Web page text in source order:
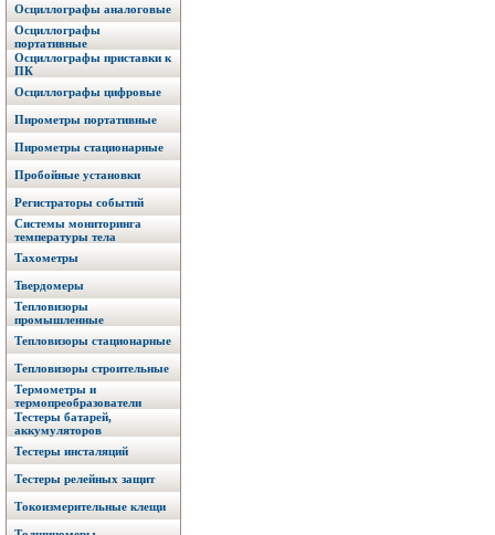
Осциллографы аналоговые
Осциллографы
портативные
Осциллографы приставки к
ПК
Осциллографы цифровые
Пирометры портативные
Пирометры стационарные
Пробойные установки
Регистраторы событий
Системы мониторинга
температуры тела
Тахометры
Твердомеры
Тепловизоры
промышленные
Тепловизоры стационарные
Тепловизоры строительные
Термометры и
термопреобразователи
Тестеры батарей,
аккумуляторов
Тестеры инсталяций
Тестеры релейных защит
Токоизмерительные клещи